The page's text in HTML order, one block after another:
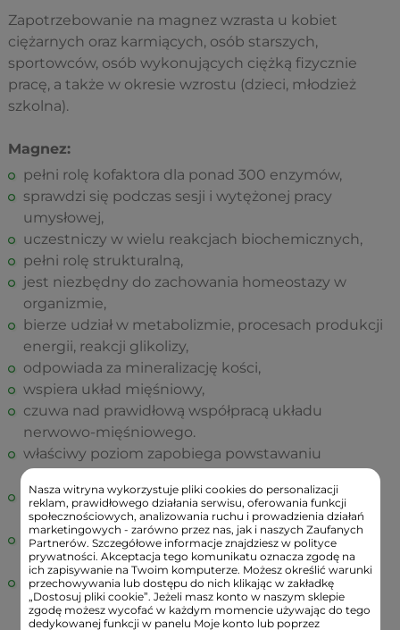
Zapotrzebowanie na magnez wzrasta u kobiet
ciężarnych oraz karmiących, osób starszych,
sportowców, osób wykonujących ciężką fizycznie
pracę, a także w okresie wzrostu (dzieci, młodzież
szkolna).
Magnez:
pełni rolę kofaktora dla ponad 300 enzymów,
sprawdzi się podczas sesji i wytężonej pracy
umysłowej,
uczestniczy w wielu reakcjach biochemicznych,
pełni rolę strukturalną,
jest niezbędny do zachowania homeostazy w
organizmie,
bierze udział w metabolizmie, procesach produkcji
energii, reakcji glikolizy,
odpowiada za mineralizację kości,
wspiera układ mięśniowy,
czuwa nad prawidłową współpracą układu
nerwowo-mięśniowego.
właściwy poziom zapobiega powstawaniu
nieprzyjemnych skurczów i drżeń mięśniowych,
zmniejsza drażliwość, łagodzi negatywne skutki
stresu,
może przyczyniać się do obniżania ciśnienia
tętniczego
zmniejsza ryzyko wystąpienia osteoporozy
postmenopauzalnej.
Nasza witryna wykorzystuje pliki cookies do personalizacji
reklam, prawidłowego działania serwisu, oferowania funkcji
społecznościowych, analizowania ruchu i prowadzienia działań
marketingowych - zarówno przez nas, jak i naszych Zaufanych
Partnerów. Szczegółowe informacje znajdziesz w polityce
prywatności. Akceptacja tego komunikatu oznacza zgodę na
ich zapisywanie na Twoim komputerze. Możesz określić warunki
przechowywania lub dostępu do nich klikając w zakładkę
„Dostosuj pliki cookie”. Jeżeli masz konto w naszym sklepie
zgodę możesz wycofać w każdym momencie używając do tego
dedykowanej funkcji w panelu Moje konto lub poprzez